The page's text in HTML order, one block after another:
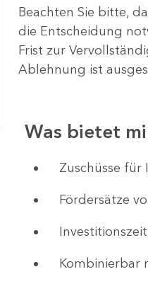
Beachten Sie bitte,
die Entscheidung
Frist zur
Ablehnung ist
Was bietet
​​​​​​Zuschüsse
Fördersätze
Kombinierbar